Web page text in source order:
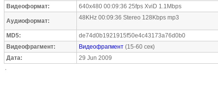
Видеоформат:
640x480 00:09:36 25fps XviD 1.1Mbps
Аудиоформат: 48KHz 00:09:36 Stereo 128Kbps mp3
MD5:
de74d0b1921915f50e4c43173a76d0b0
Видеофрагмент:
Видеофрагмент (15-60 сек)
Дата:
29 Jun 2009